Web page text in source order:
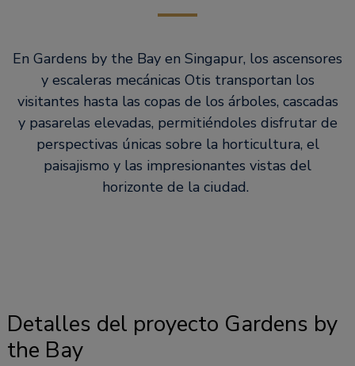
En Gardens by the Bay en Singapur, los ascensores
y escaleras mecánicas Otis transportan los
visitantes hasta las copas de los árboles, cascadas
y pasarelas elevadas, permitiéndoles disfrutar de
perspectivas únicas sobre la horticultura, el
paisajismo y las impresionantes vistas del
horizonte de la ciudad.
Detalles del proyecto Gardens by
the Bay